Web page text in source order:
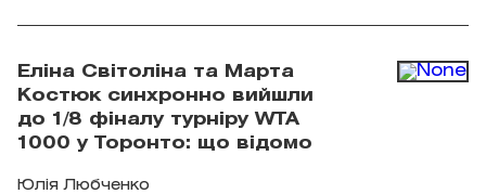
Еліна Світоліна та Марта
Костюк синхронно вийшли
до 1/8 фіналу турніру WTA
1000 у Торонто: що відомо
Юлія Любченко